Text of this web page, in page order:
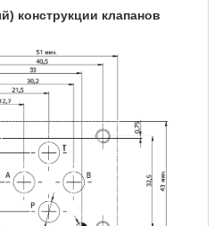
конструкции клапанов